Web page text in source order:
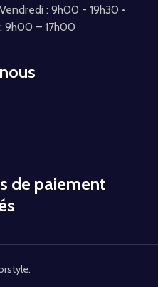
: 9h00 - 19h30 •
9h00 – 17h00
de paiement